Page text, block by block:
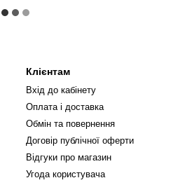
Клієнтам
Вхід до кабінету
Оплата і доставка
Обмін та повернення
Договір публічної оферти
Відгуки про магазин
Угода користувача